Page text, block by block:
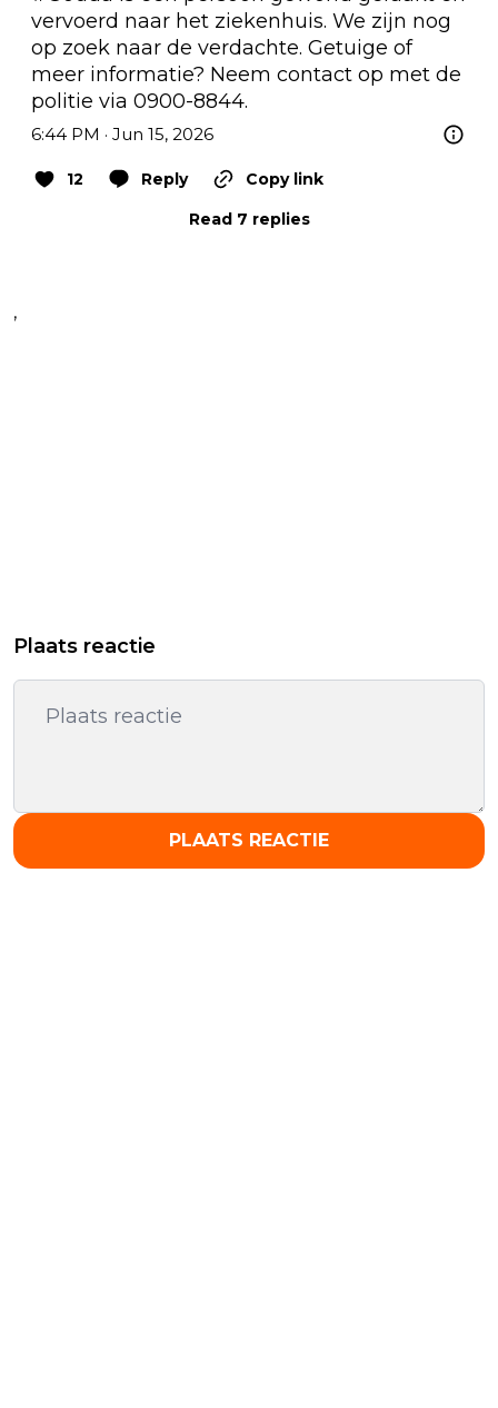
vervoerd naar het ziekenhuis. We zijn nog
op zoek naar de verdachte. Getuige of
meer informatie? Neem contact op met de
politie via 0900-8844.
6:44 PM · Jun 15, 2026
12 Reply
Copy link
Read 7 replies
,
Plaats reactie
PLAATS REACTIE